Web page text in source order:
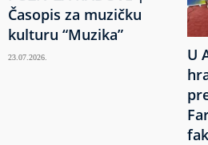
Časopis za muzičku
kulturu “Muzika”
23.07.2026.
U